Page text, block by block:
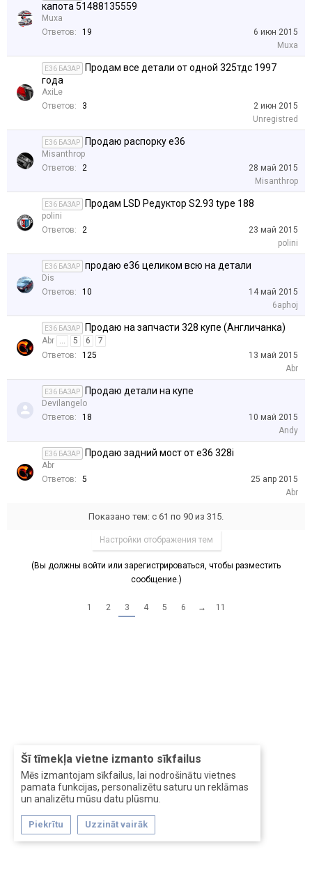
Šī tīmekļa vietne izmanto sīkfailus
Mēs izmantojam sīkfailus, lai nodrošinātu vietnes
pamata funkcijas, personalizētu saturu un reklāmas
un analizētu mūsu datu plūsmu.
Piekrītu Uzzināt vairāk
капота 51488135559
Muxa
Ответов:
19
6 июн 2015
Muxa
E36 БАЗАР
Продам все детали от одной 325тдс 1997
года
AxiLe
Ответов:
3
2 июн 2015
Unregistred
E36 БАЗАР Продаю распорку е36
Misanthrop
Ответов:
2
28 май 2015
Misanthrop
E36 БАЗАР Продам LSD Редуктор S2.93 type 188
polini
Ответов:
2
23 май 2015
polini
E36 БАЗАР продаю е36 целиком всю на детали
Dis
Ответов:
10
14 май 2015
6aphoj
E36 БАЗАР Продаю на запчасти 328 купе (Англичанка)
Abr ... 5 6
7
Ответов:
125
13 май 2015
Abr
E36 БАЗАР Продаю детали на купе
Devilangelo
Ответов:
18
10 май 2015
Andy
E36 БАЗАР Продаю задний мост от е36 328i
Abr
Ответов:
5
25 апр 2015
Abr
Показано тем: с 61 по 90 из 315.
Настройки отображения тем
(Вы должны войти или зарегистрироваться, чтобы разместить
сообщение.)
1 2 3 4 5 6 → 11